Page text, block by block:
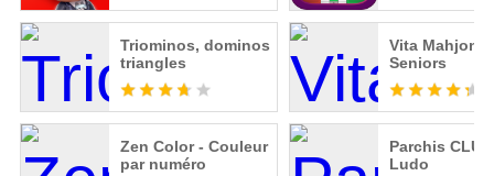
Triominos, dominos
triangles
Vita Mahjong
Seniors
Zen Color - Couleur
par numéro
Parchis
Ludo